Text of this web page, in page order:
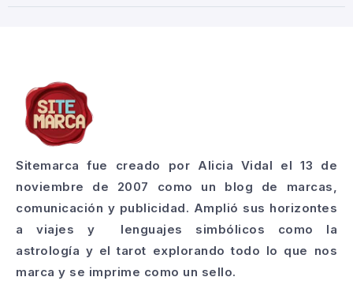
Sitemarca fue creado por Alicia Vidal el 13 de
noviembre de 2007 como un blog de marcas,
comunicación y publicidad. Amplió sus horizontes
a viajes y lenguajes simbólicos como la
astrología y el tarot explorando todo lo que nos
marca y se imprime como un sello.